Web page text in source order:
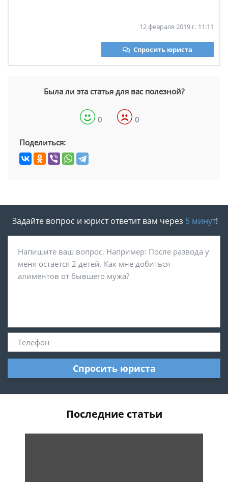
12 февраля 2019 г. 11:11
Спросить юриста
Была ли эта статья для вас полезной?
0 0
Поделиться:
Задайте вопрос и юрист ответит вам через 5 минут!
Спросить юриста
Последние статьи